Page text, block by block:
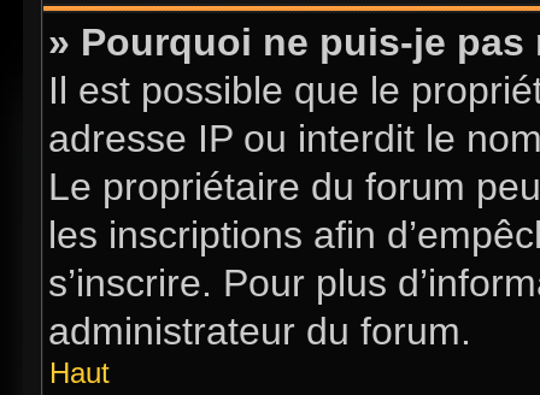
» Pourquoi ne puis-je pas
Il est possible que le
adresse IP ou interdit le
Le propriétaire du forum
les inscriptions afin
s’inscrire. Pour plus
administrateur du forum.
Haut